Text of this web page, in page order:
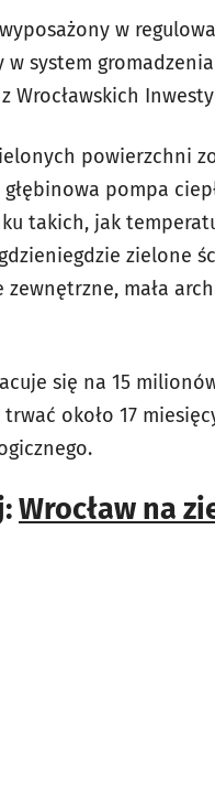
w
w system
Wrocławskich
powierzchni
pompa
takich, jak
zielone
mała
się na 15
trwać około 17
Wrocław na